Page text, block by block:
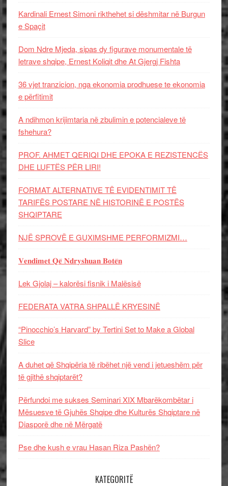
Kardinali Ernest Simoni rikthehet si dëshmitar në Burgun
e Spaçit
Dom Ndre Mjeda, sipas dy figurave monumentale të
letrave shqipe, Ernest Koliqit dhe At Gjergj Fishta
36 vjet tranzicion, nga ekonomia prodhuese te ekonomia
e përfitimit
A ndihmon krijimtaria në zbulimin e potencialeve të
fshehura?
PROF. AHMET QERIQI DHE EPOKA E REZISTENCЁS
DHE LUFTЁS PЁR LIRI!
FORMAT ALTERNATIVE TË EVIDENTIMIT TË
TARIFËS POSTARE NË HISTORINË E POSTËS
SHQIPTARE
NJË SPROVË E GUXIMSHME PERFORMIZMI…
𝐕𝐞𝐧𝐝𝐢𝐦𝐞𝐭 𝐐𝐞̈ 𝐍𝐝𝐫𝐲𝐬𝐡𝐮𝐚𝐧 𝐁𝐨𝐭𝐞̈𝐧
Lek Gjolaj – kalorësi fisnik i Malësisë
FEDERATA VATRA SHPALLË KRYESINË
“Pinocchio’s Harvard” by Tertini Set to Make a Global
Slice
A duhet që Shqipëria të ribëhet një vend i jetueshëm për
të gjithë shqiptarët?
Përfundoi me sukses Seminari XIX Mbarëkombëtar i
Mësuesve të Gjuhës Shqipe dhe Kulturës Shqiptare në
Diasporë dhe në Mërgatë
Pse dhe kush e vrau Hasan Riza Pashën?
KATEGORITË